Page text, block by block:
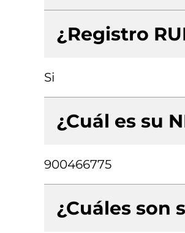
¿Registro
Si
¿Cuál es su
900466775
¿Cuáles son